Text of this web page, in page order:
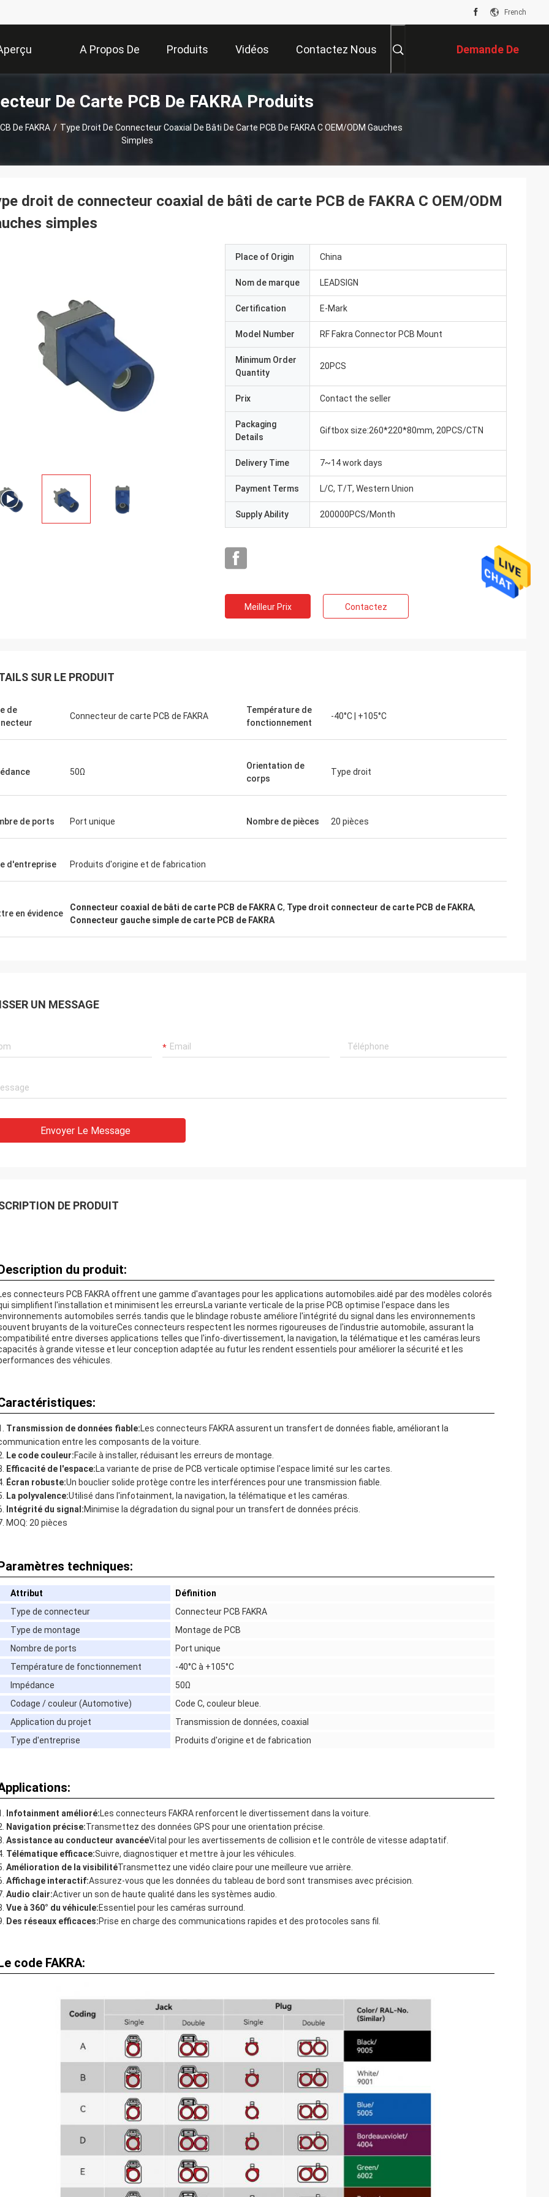
French
A Propos De
Nous
Produits Vidéos Contactez Nous Demande De
Soumission
De Carte PCB De FAKRA Produits
De FAKRA / Type Droit De Connecteur Coaxial De Bâti De Carte PCB De FAKRA C OEM/ODM Gauches
Simples
droit de connecteur coaxial de bâti de carte PCB de FAKRA C OEM/ODM
simples
Place of Origin China
Nom de marque LEADSIGN
Certification E-Mark
Model Number RF Fakra Connector PCB Mount
Minimum Order
Quantity
20PCS
Prix Contact the seller
Packaging
Details
Giftbox size:260*220*80mm, 20PCS/CTN
Delivery Time 7~14 work days
Payment Terms L/C, T/T, Western Union
Supply Ability 200000PCS/Month
Meilleur Prix Contactez
SUR LE PRODUIT
de
Connecteur de carte PCB de FAKRA
Température de
fonctionnement
-40°C | +105°C
50Ω
Orientation de
corps
Type droit
de ports Port unique Nombre de pièces 20 pièces
d'entreprise Produits d'origine et de fabrication
en évidence
Connecteur coaxial de bâti de carte PCB de FAKRA C, Type droit connecteur de carte PCB de FAKRA,
Connecteur gauche simple de carte PCB de FAKRA
UN MESSAGE
Envoyer Le Message
DE PRODUIT
du produit:
connecteurs PCB FAKRA offrent une gamme d'avantages pour les applications automobiles.aidé par des modèles colorés
simplifient l'installation et minimisent les erreursLa variante verticale de la prise PCB optimise l'espace dans les
automobiles serrés.tandis que le blindage robuste améliore l'intégrité du signal dans les environnements
bruyants de la voitureCes connecteurs respectent les normes rigoureuses de l'industrie automobile, assurant la
entre diverses applications telles que l'info-divertissement, la navigation, la télématique et les caméras.leurs
à grande vitesse et leur conception adaptée au futur les rendent essentiels pour améliorer la sécurité et les
des véhicules.
Transmission de données fiable:Les connecteurs FAKRA assurent un transfert de données fiable, améliorant la
entre les composants de la voiture.
Le code couleur:Facile à installer, réduisant les erreurs de montage.
Efficacité de l'espace:La variante de prise de PCB verticale optimise l'espace limité sur les cartes.
Écran robuste:Un bouclier solide protège contre les interférences pour une transmission fiable.
La polyvalence:Utilisé dans l'infotainment, la navigation, la télématique et les caméras.
Intégrité du signal:Minimise la dégradation du signal pour un transfert de données précis.
MOQ: 20 pièces
techniques:
Attribut
Définition
Type de connecteur
Connecteur PCB FAKRA
Type de montage
Montage de PCB
Nombre de ports
Port unique
Température de fonctionnement
-40°C à +105°C
Impédance
50Ω
Codage / couleur (Automotive)
Code C, couleur bleue.
Application du projet
Transmission de données, coaxial
Type d'entreprise
Produits d'origine et de fabrication
Infotainment amélioré:Les connecteurs FAKRA renforcent le divertissement dans la voiture.
Navigation précise:Transmettez des données GPS pour une orientation précise.
Assistance au conducteur avancéeVital pour les avertissements de collision et le contrôle de vitesse adaptatif.
Télématique efficace:Suivre, diagnostiquer et mettre à jour les véhicules.
Amélioration de la visibilitéTransmettez une vidéo claire pour une meilleure vue arrière.
Affichage interactif:Assurez-vous que les données du tableau de bord sont transmises avec précision.
Audio clair:Activer un son de haute qualité dans les systèmes audio.
Vue à 360° du véhicule:Essentiel pour les caméras surround.
Des réseaux efficaces:Prise en charge des communications rapides et des protocoles sans fil.
code FAKRA: